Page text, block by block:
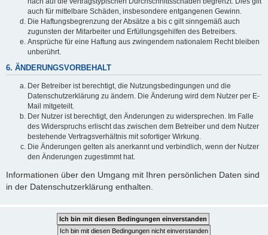
auch für mittelbare Schäden, insbesondere entgangenen Gewinn.
Die Haftungsbegrenzung der Absätze a bis c gilt sinngemäß auch
zugunsten der Mitarbeiter und Erfüllungsgehilfen des Betreibers.
Ansprüche für eine Haftung aus zwingendem nationalem Recht bleiben
unberührt.
6. ÄNDERUNGSVORBEHALT
Der Betreiber ist berechtigt, die Nutzungsbedingungen und die
Datenschutzerklärung zu ändern. Die Änderung wird dem Nutzer per E-
Mail mitgeteilt.
Der Nutzer ist berechtigt, den Änderungen zu widersprechen. Im Falle
des Widerspruchs erlischt das zwischen dem Betreiber und dem Nutzer
bestehende Vertragsverhältnis mit sofortiger Wirkung.
Die Änderungen gelten als anerkannt und verbindlich, wenn der Nutzer
den Änderungen zugestimmt hat.
Informationen über den Umgang mit Ihren persönlichen Daten sind
in der Datenschutzerklärung enthalten.